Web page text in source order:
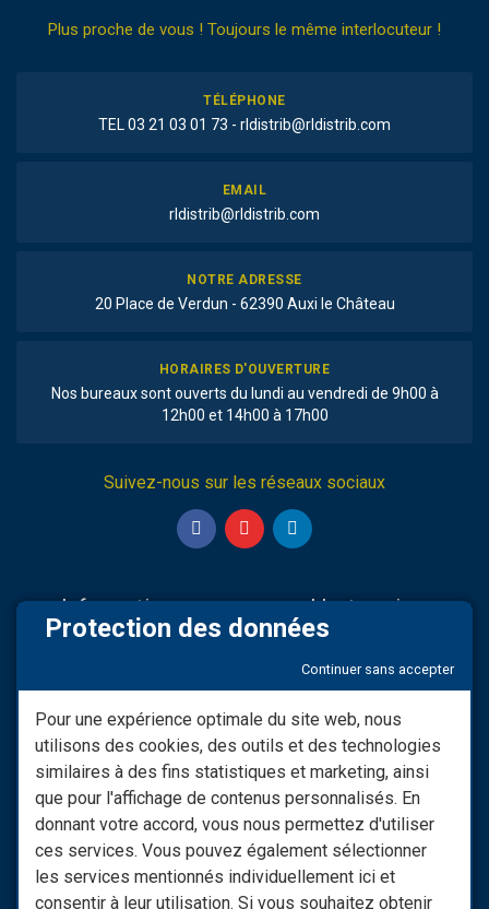
Plus proche de vous ! Toujours le même interlocuteur !
TÉLÉPHONE
TEL 03 21 03 01 73 - rldistrib@rldistrib.com
EMAIL
rldistrib@rldistrib.com
NOTRE ADRESSE
20 Place de Verdun - 62390 Auxi le Château
HORAIRES D'OUVERTURE
Nos bureaux sont ouverts du lundi au vendredi de 9h00 à
12h00 et 14h00 à 17h00
Suivez-nous sur les réseaux sociaux
Informations
Modifier consentement RGPD
Conditions générales de
vente
Les Moyens De Paiement
Nous Contacter
Retrouvez notre site spécial
L'entreprise
Qui Sommes-nous
Infos LIVRAISON
Besoin d'informations ?
Protection des données
Continuer sans accepter
Pour une expérience optimale du site web, nous
utilisons des cookies, des outils et des technologies
similaires à des fins statistiques et marketing, ainsi
que pour l'affichage de contenus personnalisés. En
donnant votre accord, vous nous permettez d'utiliser
ces services. Vous pouvez également sélectionner
les services mentionnés individuellement ici et
consentir à leur utilisation. Si vous souhaitez obtenir